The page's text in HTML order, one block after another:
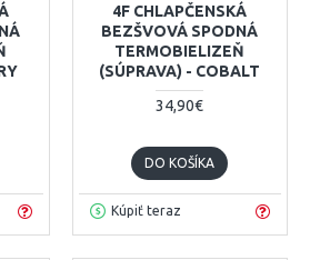
4F CHLAPČENSKÁ
BEZŠVOVÁ SPODNÁ
TERMOBIELIZEŇ
(SÚPRAVA) - COBALT
34,90€
DO KOŠÍKA
Kúpiť teraz